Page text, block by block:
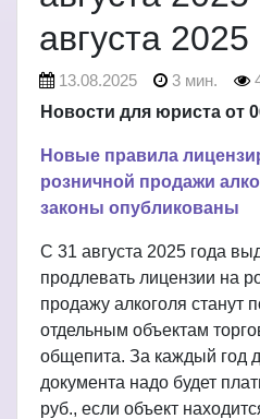
августа 2025
13.08.2025 3 мин.
Новости для юриста от
Новые правила
розничной продажи
законы опубликованы
С 31 августа 2025 года
продлевать лицензии на
продажу алкоголя станут
отдельным объектам
общепита. За каждый год
документа надо будет
руб., если объект